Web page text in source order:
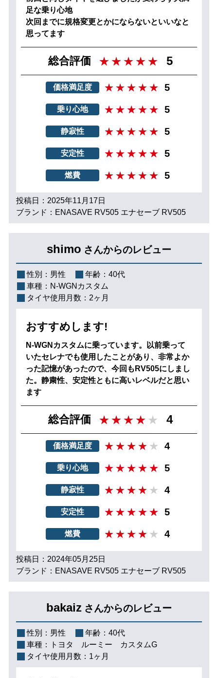
足な乗り心地
次回までに規格変更とかにならないといいなと
思ってます
総合評価 5
価格満足度 5
乗り心地 5
静寂性 5
安定性 5
燃費 5
投稿日：2025年11月17日
ブランド：ENASAVE RV505 エナセーブ RV505
shimo さんからのレビュー
性別： 男性 年齢： 40代
車種： N-WGNカスタム
タイヤ使用月数： 2ヶ月
おすすめします!
N-WGNカスタムに乗っています。以前乗って
いたセレナでも使用したことがあり、非常よか
った記憶があったので、今回もRV505にしまし
た。静粛性、安定性ともに高いレベルだと思い
ます
総合評価 4
価格満足度 4
乗り心地 5
静寂性 4
安定性 5
燃費 4
投稿日：2024年05月25日
ブランド：ENASAVE RV505 エナセーブ RV505
bakaiz さんからのレビュー
性別： 男性 年齢： 40代
車種：
トヨタ ルーミー カスタムG
タイヤ使用月数： 1ヶ月